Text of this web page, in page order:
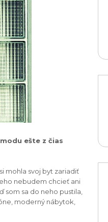
ešte z čias
mohla svoj byt zariadiť
nebudem chcieť ani
som sa do neho pustila,
moderný nábytok,